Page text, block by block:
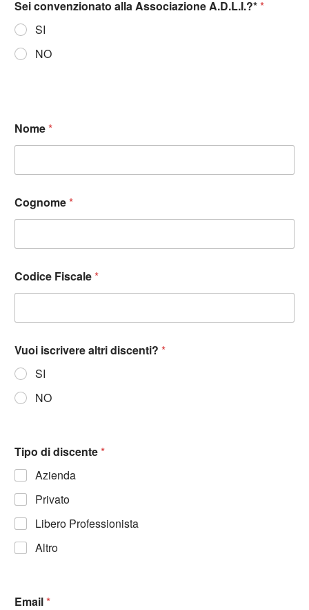
Sei convenzionato alla Associazione A.D.L.I.?**
SI
NO
Nome*
Cognome*
Codice Fiscale*
Vuoi iscrivere altri discenti? *
SI
NO
Tipo di discente*
Azienda
Privato
Libero Professionista
Altro
Email*